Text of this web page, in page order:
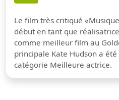
Le film très critiqué
début en tant que
comme meilleur film au
principale Kate Hudson a
catégorie Meilleure actrice.